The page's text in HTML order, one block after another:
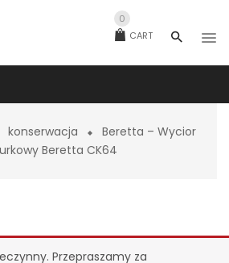
CART
0
konserwacja
Beretta – Wycior
Beretta CK64
Przepraszamy za